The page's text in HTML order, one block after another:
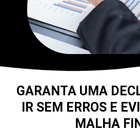
GARANTA UMA
IR SEM ERROS E
MALHA